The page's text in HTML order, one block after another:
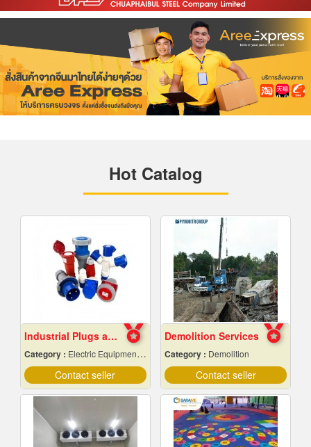
Hot Catalog
Industrial Plugs and Sockets in Pattaya, Chonburi
Category : Electric Equipment & Supplies-Wholesale & Manufacturers
Contact seller
Demolition Services
Category : Demolition
Contact seller